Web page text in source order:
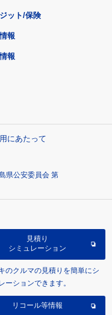
ット/保険
報
報
にあたって
県公安委員会 第
見積り
シミュレーション
のクルマの見積りを簡単にシ
ーションできます。
リコール等情報